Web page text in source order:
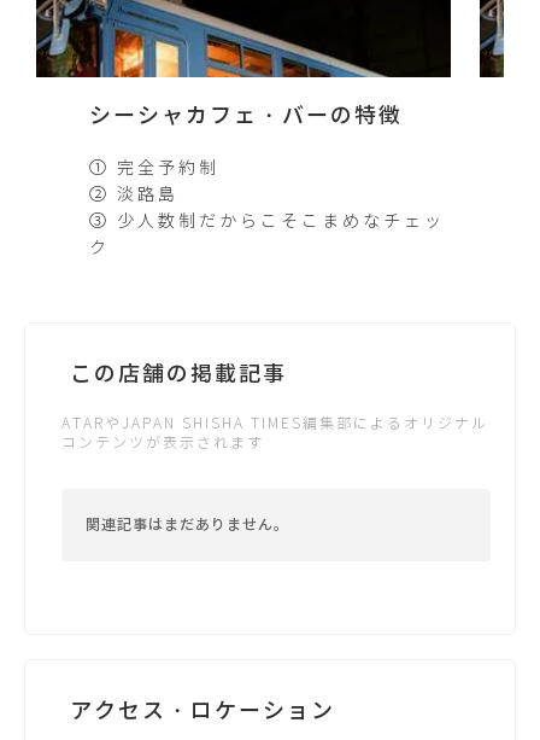
シーシャカフェ・バーの特徴
① 完全予約制
② 淡路島
③ 少人数制だからこそこまめなチェッ
ク
この店舗の掲載記事
ATARやJAPAN SHISHA TIMES編集部によるオリジナル
コンテンツが表示されます
関連記事はまだありません。
アクセス・ロケーション